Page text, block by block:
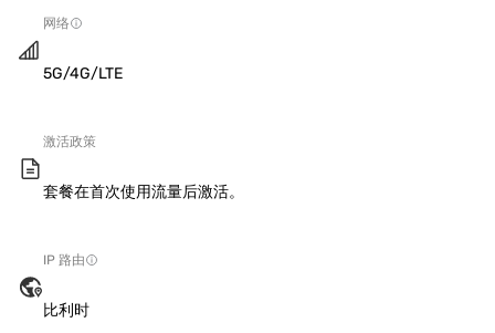
网络
5G/4G/LTE
激活政策
套餐在首次使用流量后激活。
IP 路由
比利时